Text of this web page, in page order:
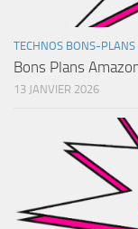
TECHNOS BONS-PLANS
Bons Plans
13 JANVIER 2026